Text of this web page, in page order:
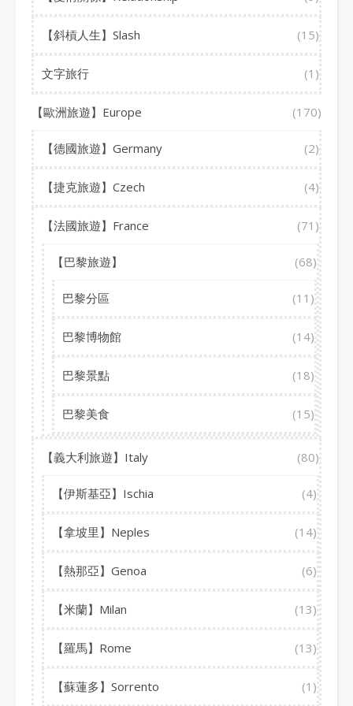
【斜槓人生】Slash (15)
文字旅行 (1)
【歐洲旅遊】Europe (170)
【德國旅遊】Germany (2)
【捷克旅遊】Czech (4)
【法國旅遊】France (71)
【巴黎旅遊】 (68)
巴黎分區 (11)
巴黎博物館 (14)
巴黎景點 (18)
巴黎美食 (15)
【義大利旅遊】Italy (80)
【伊斯基亞】Ischia (4)
【拿坡里】Neples (14)
【熱那亞】Genoa (6)
【米蘭】Milan (13)
【羅馬】Rome (13)
【蘇蓮多】Sorrento (1)